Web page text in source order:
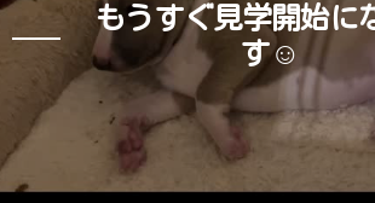
もうすぐ見学開始に
す☺️